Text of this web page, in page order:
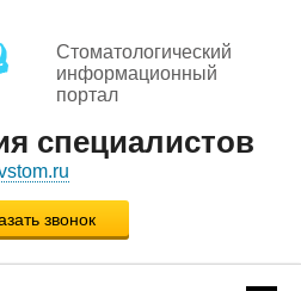
Стоматологический
информационный
портал
специалистов
звонок